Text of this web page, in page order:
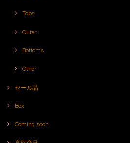
Tops
Outer
Bottoms
Other
セール品
Box
Coming soon